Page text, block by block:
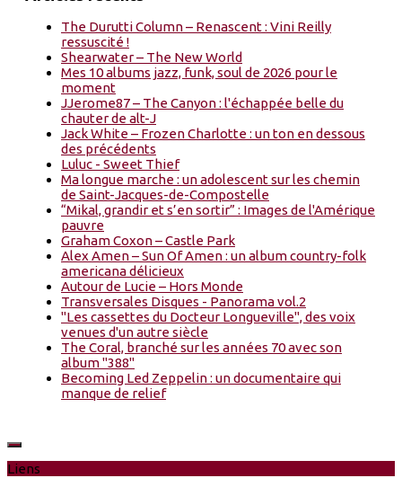
The Durutti Column – Renascent : Vini Reilly
ressuscité !
Shearwater – The New World
Mes 10 albums jazz, funk, soul de 2026 pour le
moment
JJerome87 – The Canyon : l'échappée belle du
chauter de alt-J
Jack White – Frozen Charlotte : un ton en dessous
des précédents
Luluc - Sweet Thief
Ma longue marche : un adolescent sur les chemin
de Saint-Jacques-de-Compostelle
“Mikal, grandir et s’en sortir” : Images de l'Amérique
pauvre
Graham Coxon – Castle Park
Alex Amen – Sun Of Amen : un album country-folk
americana délicieux
Autour de Lucie – Hors Monde
Transversales Disques - Panorama vol.2
"Les cassettes du Docteur Longueville", des voix
venues d'un autre siècle
The Coral, branché sur les années 70 avec son
album "388"
Becoming Led Zeppelin : un documentaire qui
manque de relief
Liens